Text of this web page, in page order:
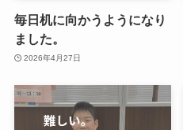
毎日机に向かうようになり
ました。
2026年4月27日